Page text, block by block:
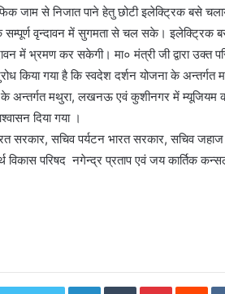
जाम से निजात पाने हेतु छोटी इलेक्ट्रिक बसे
वृन्दावन में सुगमता से चल सके। इलेक्ट्रिक बस
में भ्रमण कर सकेगी। मा० मंत्री जी द्वारा उक्त
किया गया है कि स्वदेश दर्शन योजना के अन्तर्गत
के अन्तर्गत मथुरा, लखनऊ एवं कुशीनगर में म्यूजियम
दिया गया ।
सरकार, सचिव पर्यटन भारत सरकार, सचिव
विकास परिषद नगेन्द्र प्रताप एवं जय कार्तिक
LinkedInTumblrPinterest